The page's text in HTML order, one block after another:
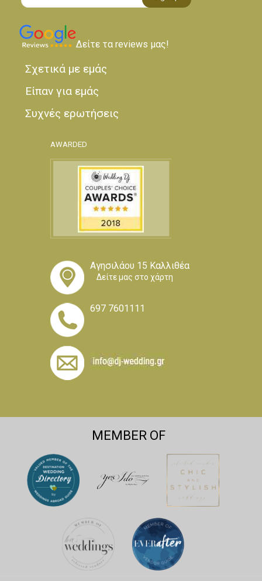
Δείτε τα reviews μας!
Σχετικά με εμάς
Είπαν για εμάς
Συχνές ερωτήσεις
AWARDED
Αγησιλάου 15 Καλλιθέα
Δείτε μας στο χάρτη
697 7601111
MEMBER OF